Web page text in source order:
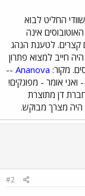
החליט לבוא
אינה
קצרים. לטענת הנהג
חייב למצוא פתרון
מקור: Ananova
--
אומר - מפונקים!
דן מתוצרת
היה מצרך מבוקש.
#2